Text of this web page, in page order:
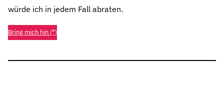
würde ich in jedem Fall abraten.
Bring mich hin (*)